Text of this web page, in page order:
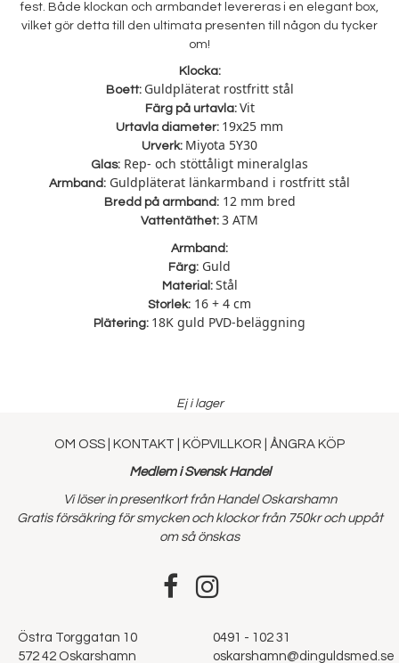
fest. Både klockan och armbandet levereras i en elegant box,
vilket gör detta till den ultimata presenten till någon du tycker
om!
Klocka:
Boett: Guldpläterat rostfritt stål
Färg på urtavla: Vit
Urtavla diameter: 19x25 mm
Urverk: Miyota 5Y30
Glas: Rep- och stöttåligt mineralglas
Armband: Guldpläterat länkarmband i rostfritt stål
Bredd på armband:12 mm bred
Vattentäthet: 3 ATM
Armband:
Färg: Guld
Material: Stål
Storlek: 16 + 4 cm
Plätering: 18K guld PVD-beläggning
Ej i lager
OM OSS KONTAKT KÖPVILLKOR ÅNGRA KÖP
Medlem i Svensk Handel
Vi löser in presentkort från Handel Oskarshamn
Gratis försäkring för smycken och klockor från 750kr och uppåt
om så önskas
Östra Torggatan 10
572 42 Oskarshamn
0491 - 102 31
oskarshamn@dinguldsmed.se